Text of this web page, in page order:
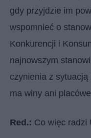
gdy przyjdzie im
wspomnieć o
Konkurencji i
najnowszym
czynienia z
ma winy ani
Red.: Co więc radzi